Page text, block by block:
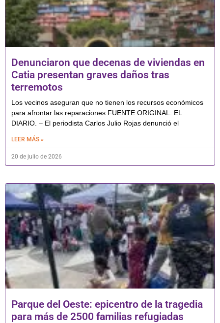
Denunciaron que decenas de viviendas en
Catia presentan graves daños tras
terremotos
Los vecinos aseguran que no tienen los recursos económicos
para afrontar las reparaciones FUENTE ORIGINAL: EL
DIARIO. – El periodista Carlos Julio Rojas denunció el
LEER MÁS »
20 de julio de 2026
Parque del Oeste: epicentro de la tragedia
para más de 2500 familias refugiadas